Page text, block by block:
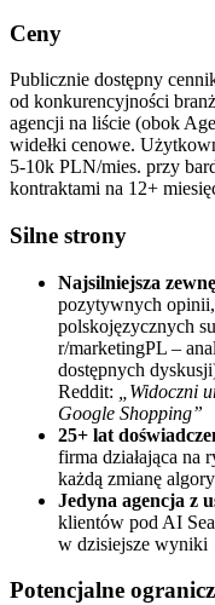
Ceny
Publicznie dostępny
od konkurencyjności
agencji na liście (obok
widełki cenowe.
5-10k PLN/mies. przy
kontraktami na 12+
Silne strony
Najsilniejsza
pozytywnych
polskojęzycznych
r/marketingPL –
dostępnych
Reddit:
„Widoczni
Google Shopping”
25+ lat
firma działająca na
każdą zmianę
Jedyna agencja z
klientów pod AI
w dzisiejsze wyniki
Potencjalne